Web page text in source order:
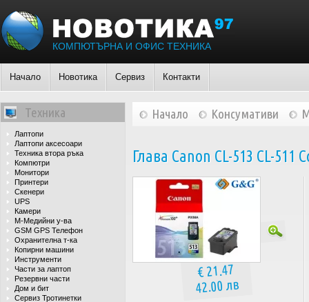
КОМПЮТЪРНА И ОФИС ТЕХНИКА
Начало Новотика Сервиз Контакти
Техника
Лаптопи
Лаптопи аксесоари
Техника втора ръка
Компютри
Монитори
Принтери
Скенери
UPS
Камери
М-Медийни у-ва
GSM GPS Телефон
Охранителна т-ка
Копирни машини
Инструменти
Части за лаптоп
Резервни части
Дом и бит
Сервиз Тротинетки
Начало Консумативи
Глава Canon CL-513 CL-
€ 21.47
42.00 лв